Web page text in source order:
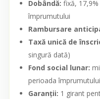
Dobândă: fixă,
împrumutului
Rambursare
Taxă unică de
singură dată)
Fond social lunar:
perioada împrumutului
Garanții: 1 girant